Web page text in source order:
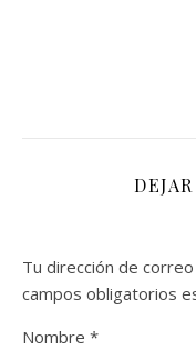
Tu dirección de
campos obligatorios
Nombre *